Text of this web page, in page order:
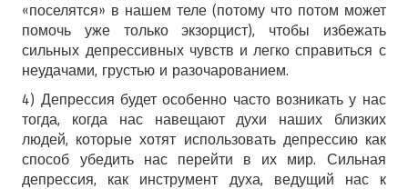
«поселятся» в нашем теле (потому что потом может
помочь уже только экзорцист), чтобы избежать
сильных депрессивных чувств и легко справиться с
неудачами, грустью и разочарованием.
4) Депрессия будет особенно часто возникать у нас
тогда, когда нас навещают духи наших близких
людей, которые хотят использовать депрессию как
способ убедить нас перейти в их мир. Сильная
депрессия, как инструмент духа, ведущий нас к